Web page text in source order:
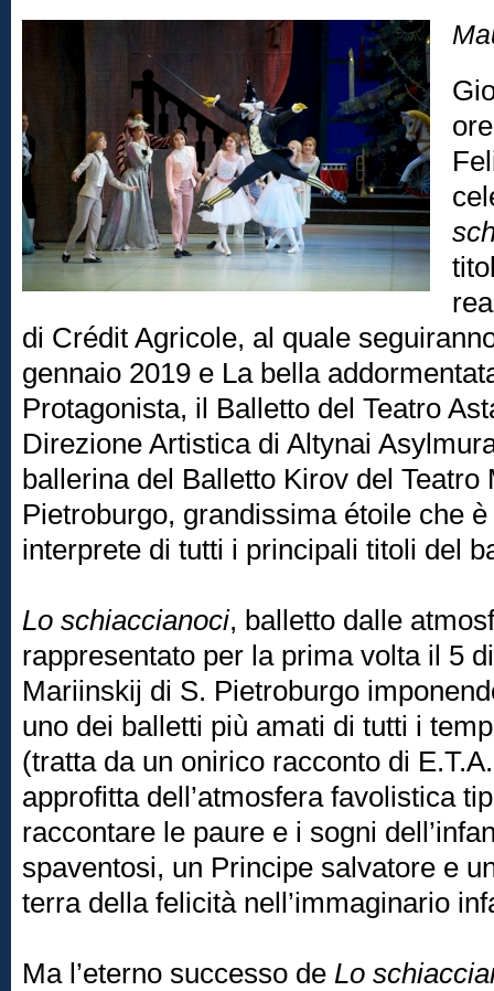
di Crédit Agricole, al quale
gennaio 2019 e La bella
Protagonista, il Balletto del Teatro
Direzione Artistica di Altynai
ballerina del Balletto Kirov del Teatro
Pietroburgo, grandissima étoile che
interprete di tutti i principali titoli del
Lo schiaccianoci, balletto dalle
rappresentato per la prima volta il 5
Mariinskij di S. Pietroburgo
uno dei balletti più amati di tutti i
(tratta da un onirico racconto di
approfitta dell’atmosfera favolistica
raccontare le paure e i sogni
spaventosi, un Principe salvatore e
terra della felicità nell’immaginario
Ma l’eterno successo de Lo